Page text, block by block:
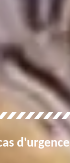
d'urgence